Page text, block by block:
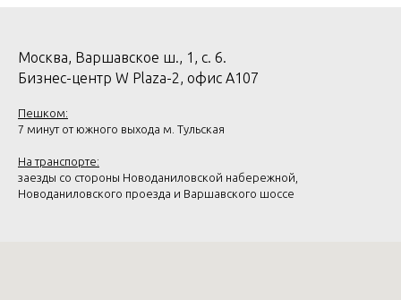
Москва, Варшавское ш., 1, с. 6.
Бизнес-центр W Plaza-2, офис А107
Пешком:
7 минут от южного выхода м. Тульская
На транспорте:
заезды со стороны Новоданиловской набережной,
Новоданиловского проезда и Варшавского шоссе